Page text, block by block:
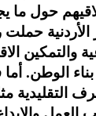
حول
الأردنية
والتمكين
الوطن.
التقليدية